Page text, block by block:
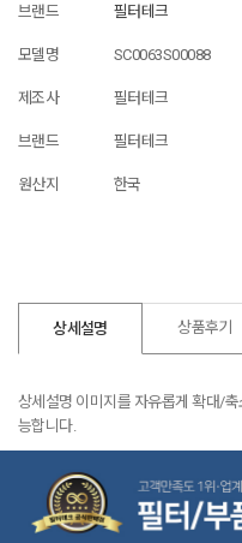
브랜드 필터테크
모델명 SC0063S00088
제조사 필터테크
브랜드 필터테크
원산지 한국
상세설명 상품후기
상세설명 이미지를 자유롭게 확대/
능합니다.